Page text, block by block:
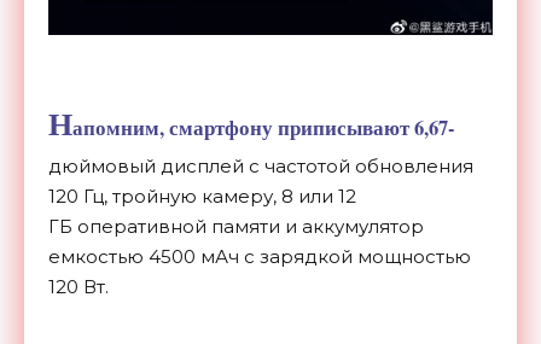
Напомним, смартфону приписывают 6,67-
дюймовый дисплей с частотой обновления
120 Гц, тройную камеру, 8 или 12
ГБ оперативной памяти и аккумулятор
емкостью 4500 мАч с зарядкой мощностью
120 Вт.